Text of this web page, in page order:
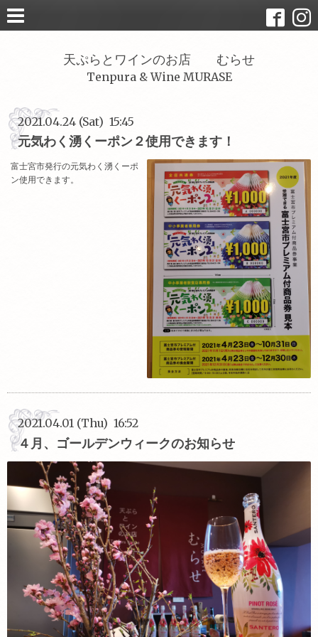
天ぷらとワインのお店 むらせ
Tenpura & Wine MURASE
2021.04.24 (Sat) 15:45
元気わく湧くーポン２使用できます！
富士宮市発行の元気わく湧くーポ
ン使用できます。
2021.04.01 (Thu) 16:52
４月、ゴールデンウィークのお知らせ